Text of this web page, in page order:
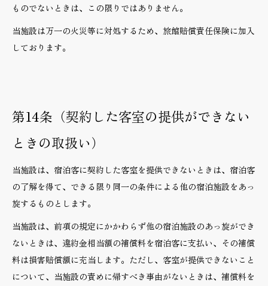
ものでないときは、この限りではありません。
当施設は万一の火災等に対処するため、旅館賠償責任保険に加入
しております。
第14条（契約した客室の提供ができない
ときの取扱い）
当施設は、宿泊客に契約した客室を提供できないときは、宿泊客
の了解を得て、できる限り同一の条件による他の宿泊施設をあっ
旋するものとします。
当施設は、前項の規定にかかわらず他の宿泊施設のあっ旋ができ
ないときは、違約金相当額の補償料を宿泊客に支払い、その補償
料は損害賠償額に充当します。ただし、客室が提供できないこと
について、当施設の責めに帰すべき事由がないときは、補償料を